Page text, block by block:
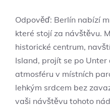
Odpověď: Berlín nabízí
které stojí za návštěvu.
historické centrum,
Island, projít se po
atmosféru v místních
lehkým srdcem bez
vaši návštěvu tohoto